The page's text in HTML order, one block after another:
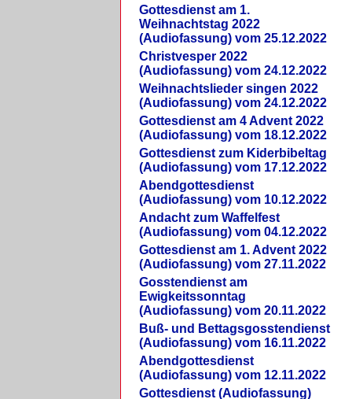
Gottesdienst am 1.
Weihnachtstag 2022
(Audiofassung) vom 25.12.2022
Christvesper 2022
(Audiofassung) vom 24.12.2022
Weihnachtslieder singen 2022
(Audiofassung) vom 24.12.2022
Gottesdienst am 4 Advent 2022
(Audiofassung) vom 18.12.2022
Gottesdienst zum Kiderbibeltag
(Audiofassung) vom 17.12.2022
Abendgottesdienst
(Audiofassung) vom 10.12.2022
Andacht zum Waffelfest
(Audiofassung) vom 04.12.2022
Gottesdienst am 1. Advent 2022
(Audiofassung) vom 27.11.2022
Gosstendienst am
Ewigkeitssonntag
(Audiofassung) vom 20.11.2022
Buß- und Bettagsgosstendienst
(Audiofassung) vom 16.11.2022
Abendgottesdienst
(Audiofassung) vom 12.11.2022
Gottesdienst (Audiofassung)